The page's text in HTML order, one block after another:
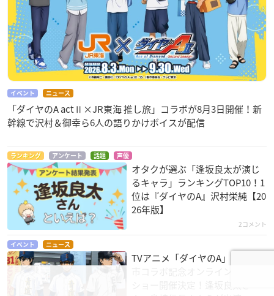
イベント ニュース
「ダイヤのA actⅡ×JR東海 推し旅」コラボが8月3日開催！新
幹線で沢村＆御幸ら6人の語りかけボイスが配信
ランキング アンケート 話題 声優
オタクが選ぶ「逢坂良太が演じ
るキャラ」ランキングTOP10！1
位は『ダイヤのA』沢村栄純【20
26年版】
2コメント
イベント ニュース
TVアニメ「ダイヤのA」苫小牧